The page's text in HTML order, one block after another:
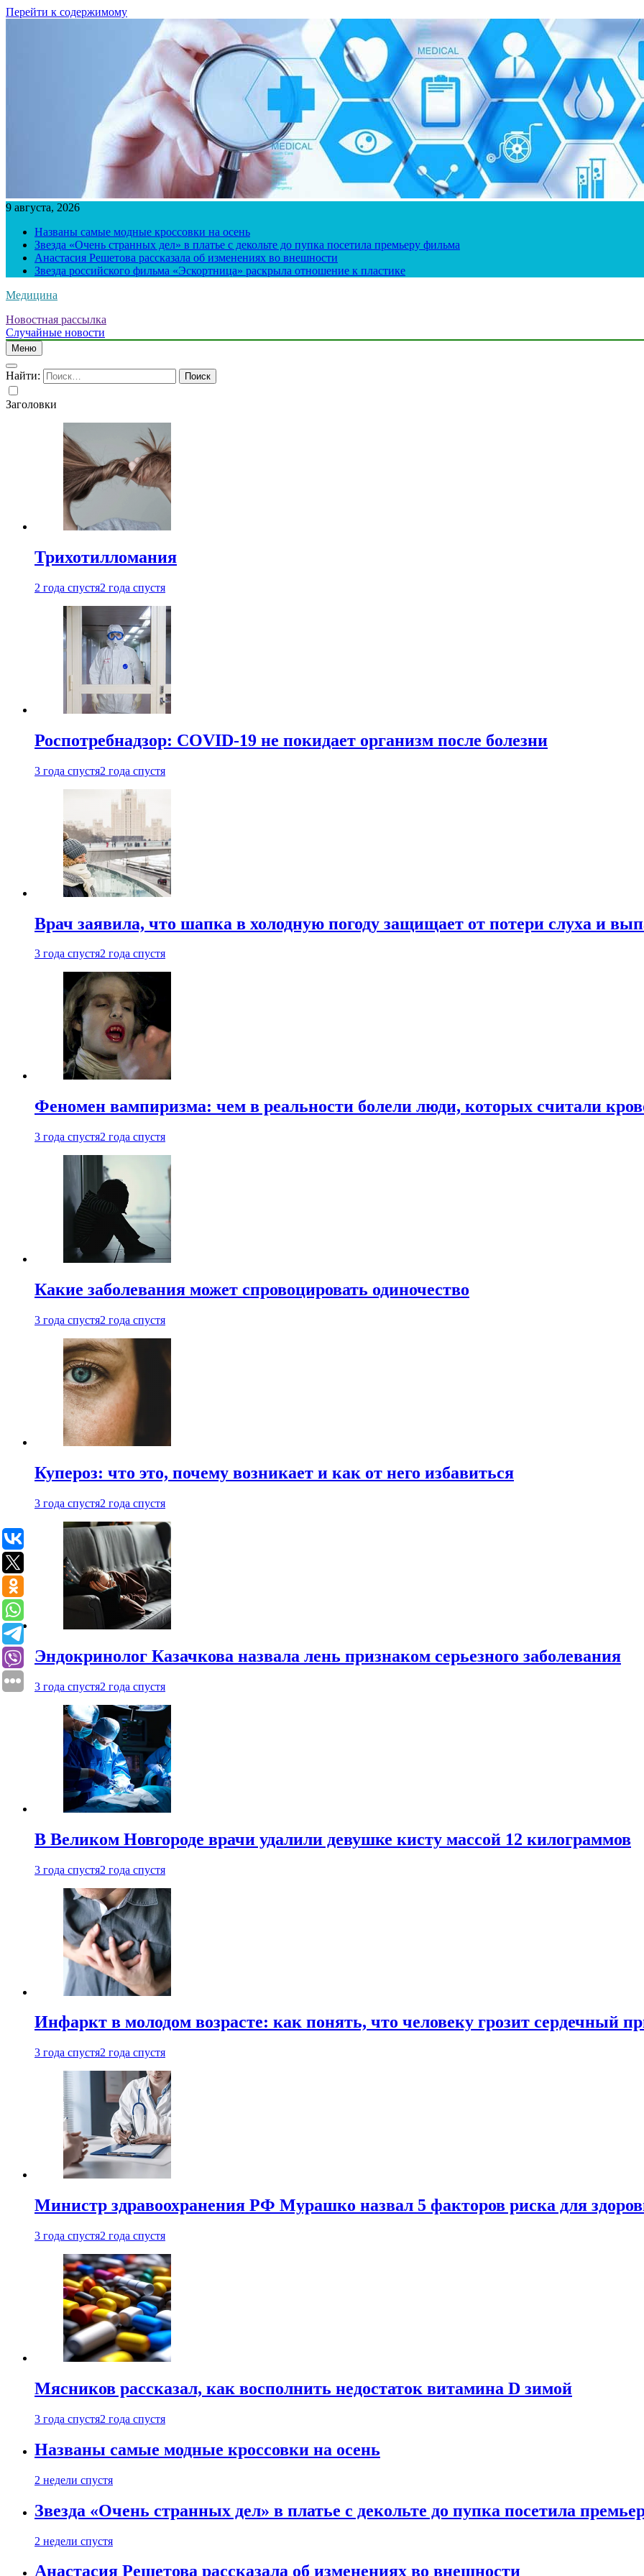
Перейти к содержимому
9 августа, 2026
Названы самые модные кроссовки на осень
Звезда «Очень странных дел» в платье с декольте до пупка посетила премьеру фильма
Анастасия Решетова рассказала об изменениях во внешности
Звезда российского фильма «Эскортница» раскрыла отношение к пластике
Медицина
Новостная рассылка
Случайные новости
Меню
Найти:
Заголовки
Трихотилломания
2 года спустя2 года спустя
Роспотребнадзор: COVID-19 не покидает организм после болезни
3 года спустя2 года спустя
Врач заявила, что шапка в холодную погоду защищает от потери слуха и
3 года спустя2 года спустя
Феномен вампиризма: чем в реальности болели люди, которых считали
3 года спустя2 года спустя
Какие заболевания может спровоцировать одиночество
3 года спустя2 года спустя
Купероз: что это, почему возникает и как от него избавиться
3 года спустя2 года спустя
Эндокринолог Казачкова назвала лень признаком серьезного заболевания
3 года спустя2 года спустя
В Великом Новгороде врачи удалили девушке кисту массой 12 килограммов
3 года спустя2 года спустя
Инфаркт в молодом возрасте: как понять, что человеку грозит сердечный
3 года спустя2 года спустя
Министр здравоохранения РФ Мурашко назвал 5 факторов риска для
3 года спустя2 года спустя
Мясников рассказал, как восполнить недостаток витамина D зимой
3 года спустя2 года спустя
Названы самые модные кроссовки на осень
2 недели спустя
Звезда «Очень странных дел» в платье с декольте до пупка посетила
2 недели спустя
Анастасия Решетова рассказала об изменениях во внешности